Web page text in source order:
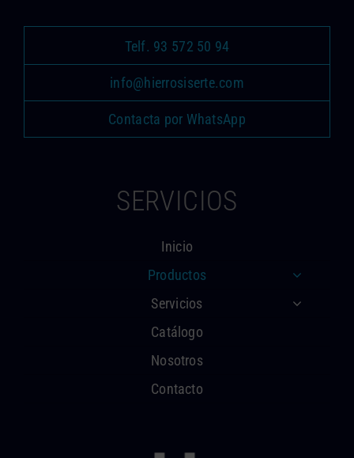
Telf. 93 572 50 94
info@hierrosiserte.com
Contacta por WhatsApp
SERVICIOS
Inicio
Productos
Servicios
Catálogo
Nosotros
Contacto